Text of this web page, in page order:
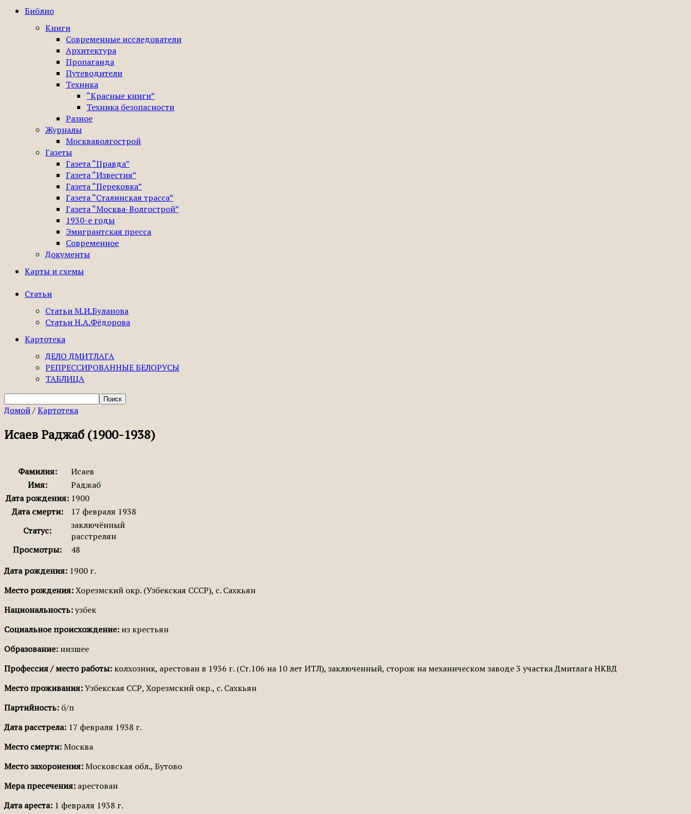
Библио
Книги
Современные исследователи
Архитектура
Пропаганда
Путеводители
Техника
“Красные книги”
Техника безопасности
Разное
Журналы
Москваволгострой
Газеты
Газета “Правда”
Газета “Известия”
Газета “Перековка”
Газета “Сталинская трасса”
Газета “Москва-Волгострой”
1930-е годы
Эмигрантская пресса
Современное
Документы
Карты и схемы
Статьи
Статьи М.И.Буланова
Статьи Н.А.Фёдорова
Картотека
ДЕЛО ДМИТЛАГА
РЕПРЕССИРОВАННЫЕ БЕЛОРУСЫ
ТАБЛИЦА
Домой/Картотека
Исаев Раджаб (1900-1938)
Фамилия:
Исаев
Имя:
Раджаб
Дата рождения: 1900
Дата смерти:
17 февраля 1938
Статус:
заключённый
расстрелян
Просмотры:
48
Дата рождения: 1900 г.
Место рождения:Хорезмский окр. (Узбекская СССР), с. Сахкьян
Национальность:узбек
Социальное происхождение: из крестьян
Образование: низшее
Профессия / место работы: колхозник, арестован в 1936 г. (Ст.106 на 10 лет ИТЛ), заключенный, сторож на механическом заводе 3 участка Дмитлага НКВД
Место проживания:Узбекская ССР, Хорезмский окр., с. Сахкьян
Партийность: б/п
Дата расстрела: 17 февраля 1938 г.
Место смерти:Москва
Место захоронения:Московская обл., Бутово
Мера пресечения: арестован
Дата ареста: 1 февраля 1938 г.